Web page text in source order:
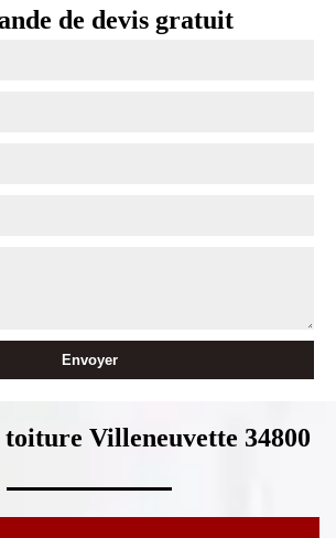
de devis gratuit
Villeneuvette 34800